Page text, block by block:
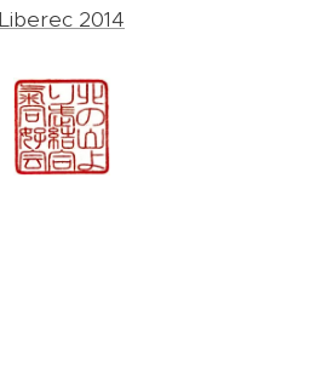
Liberec 2014